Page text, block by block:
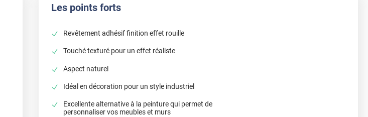
Les points forts
Revêtement adhésif finition effet rouille
Touché texturé pour un effet réaliste
Aspect naturel
Idéal en décoration pour un style industriel
Excellente alternative à la peinture qui permet de
personnaliser vos meubles et murs